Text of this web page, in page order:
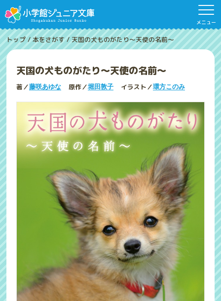
メニュー
トップ /本をさがす /天国の犬ものがたり～天使の名前～
天国の犬ものがたり～天使の名前～
著／藤咲あゆな 原作／堀田敦子 イラスト／環方このみ